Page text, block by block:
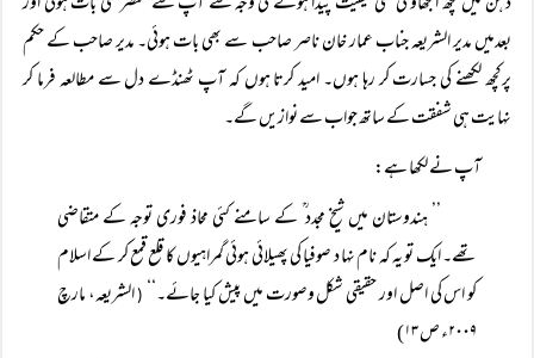
بعدمیں مدیر الشریعہ جناب عمار خان ناصر صاحب سے بھی بات ہوئی۔ مدیر صاحب کے حکم
پرکچھ لکھنے کی جسارت کر رہا ہوں۔ امید کرتا ہوں کہ آپ ٹھنڈے دل سے مطالعہ فرما کر
نہایت ہی شفقت کے ساتھ جواب سے نوازیں گے۔
آپ نے لکھا ہے:
’’ ہندوستان میں شیخ مجدد ؒ کے سامنے کئی محاذ فوری توجہ کے متقاضی
تھے۔ ایک تو یہ کہ نام نہا د صوفیا کی پھیلائی ہوئی گمراہیوں کا قلع قمع کر کے اسلام
کو اس کی اصل اور حقیقی شکل وصورت میں پیش کیا جائے۔‘‘
(الشریعہ، مارچ
۲۰۰۹ء ص ۱۳)